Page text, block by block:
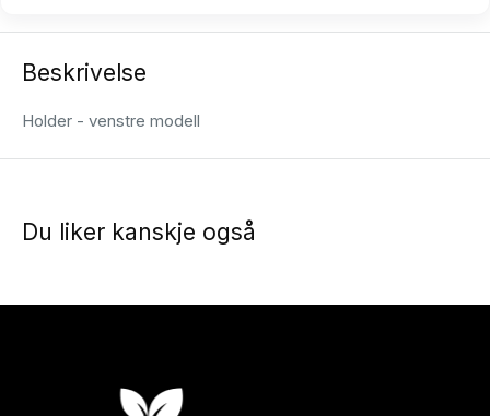
Beskrivelse
Holder - venstre modell
Du liker kanskje også